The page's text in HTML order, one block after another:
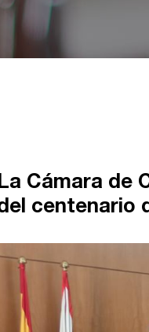
La Cámara de
centenario